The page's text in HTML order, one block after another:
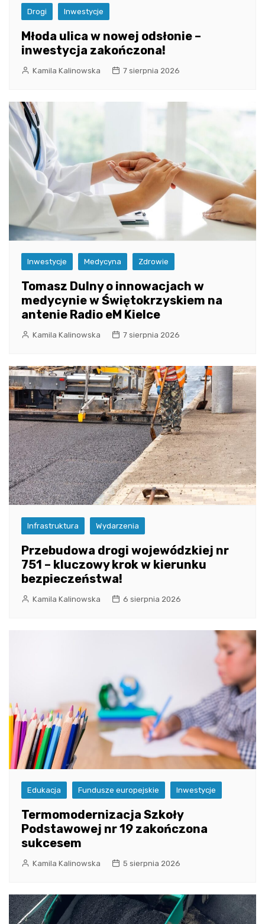
Drogi Inwestycje
Młoda ulica w nowej odsłonie –
inwestycja zakończona!
Kamila Kalinowska 7 sierpnia 2026
Inwestycje Medycyna Zdrowie
Tomasz Dulny o innowacjach w
medycynie w Świętokrzyskiem na
antenie Radio eM Kielce
Kamila Kalinowska 7 sierpnia 2026
Infrastruktura Wydarzenia
Przebudowa drogi wojewódzkiej nr
751 – kluczowy krok w kierunku
bezpieczeństwa!
Kamila Kalinowska 6 sierpnia 2026
Edukacja Fundusze europejskie Inwestycje
Termomodernizacja Szkoły
Podstawowej nr 19 zakończona
sukcesem
Kamila Kalinowska 5 sierpnia 2026